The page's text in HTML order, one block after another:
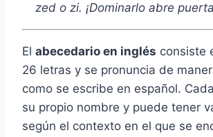
zed o zi. ¡Dominarlo abre
El abecedario en inglés consiste
26 letras y se pronuncia de
como se escribe en español.
su propio nombre y puede tener
según el contexto en el que se